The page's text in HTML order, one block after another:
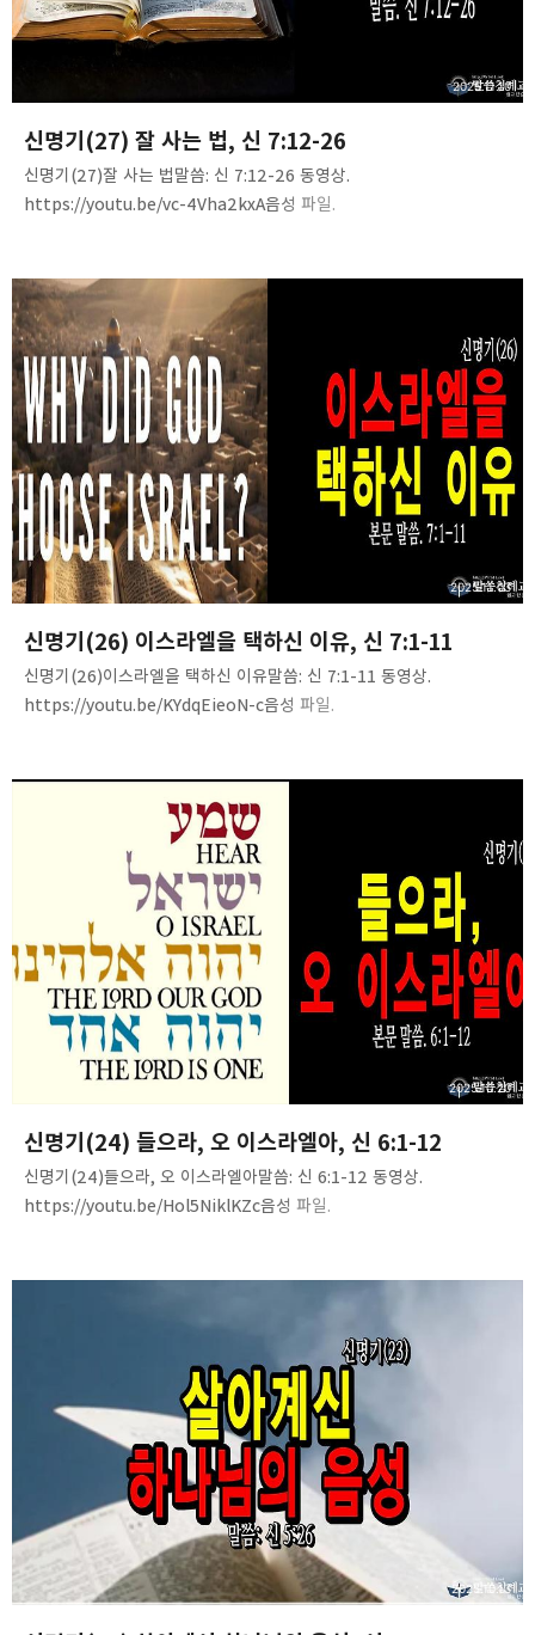
신명기(27) 잘 사는 법, 신 7:12-26
2025.11.10
신명기(27)잘 사는 법말씀: 신 7:12-26 동영상.
https://youtu.be/vc-4Vha2kxA음성 파일.
신명기(26) 이스라엘을 택하신 이유, 신 7:1-11
2025.11.03
신명기(26)이스라엘을 택하신 이유말씀: 신 7:1-11 동영상.
https://youtu.be/KYdqEieoN-c음성 파일.
신명기(24) 들으라, 오 이스라엘아, 신 6:1-12
2025.10.20
신명기(24)들으라, 오 이스라엘아말씀: 신 6:1-12 동영상.
https://youtu.be/Hol5NiklKZc음성 파일.
2025.10.13